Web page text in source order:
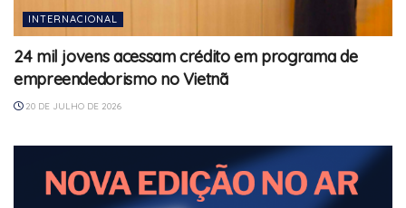
INTERNACIONAL
24 mil jovens acessam crédito em programa de
empreendedorismo no Vietnã
20 DE JULHO DE 2026